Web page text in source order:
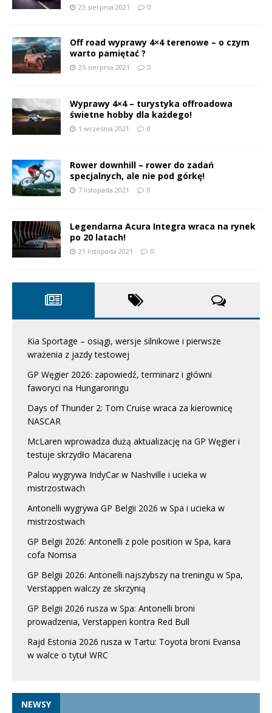
23 sierpnia 2021 0
Off road wyprawy 4×4 terenowe – o czym
warto pamiętać ?
25 sierpnia 2021 0
Wyprawy 4×4 – turystyka offroadowa
świetne hobby dla każdego!
1 września 2021 0
Rower downhill – rower do zadań
specjalnych, ale nie pod górkę!
7 listopada 2021 0
Legendarna Acura Integra wraca na rynek
po 20 latach!
21 listopada 2021 0
Kia Sportage – osiągi, wersje silnikowe i pierwsze
wrażenia z jazdy testowej
GP Węgier 2026: zapowiedź, terminarz i główni
faworyci na Hungaroringu
Days of Thunder 2: Tom Cruise wraca za kierownicę
NASCAR
McLaren wprowadza dużą aktualizację na GP Węgier i
testuje skrzydło Macarena
Palou wygrywa IndyCar w Nashville i ucieka w
mistrzostwach
Antonelli wygrywa GP Belgii 2026 w Spa i ucieka w
mistrzostwach
GP Belgii 2026: Antonelli z pole position w Spa, kara
cofa Norrisa
GP Belgii 2026: Antonelli najszybszy na treningu w Spa,
Verstappen walczy ze skrzynią
GP Belgii 2026 rusza w Spa: Antonelli broni
prowadzenia, Verstappen kontra Red Bull
Rajd Estonia 2026 rusza w Tartu: Toyota broni Evansa
w walce o tytuł WRC
NEWSY